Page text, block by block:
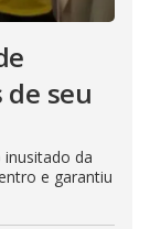
seu
da
e garantiu